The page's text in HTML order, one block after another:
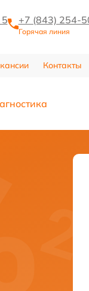
+7 (843) 254-
Горячая линия
Контакты